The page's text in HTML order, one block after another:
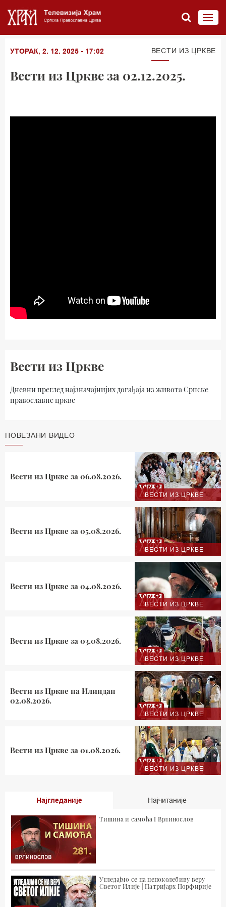
УТОРАК, 2. 12. 2025 - 17:02 ВЕСТИ ИЗ ЦРКВЕ
Вести из Цркве за 02.12.2025.
Вести из Цркве
Дневни преглед најзначајнијих догађаја из живота Српске
православне цркве
ПОВЕЗАНИ ВИДЕО
ВЕСТИ ИЗ ЦРКВЕ
Вести из Цркве за 06.08.2026.
ВЕСТИ ИЗ ЦРКВЕ
Вести из Цркве за 05.08.2026.
ВЕСТИ ИЗ ЦРКВЕ
Вести из Цркве за 04.08.2026.
ВЕСТИ ИЗ ЦРКВЕ
Вести из Цркве за 03.08.2026.
ВЕСТИ ИЗ ЦРКВЕ
Вести из Цркве на Илиндан
02.08.2026.
ВЕСТИ ИЗ ЦРКВЕ
Вести из Цркве за 01.08.2026.
Најгледаније Најчитаније
Тишина и самоћа I Врлинослов
Угледајмо се на непоколебиву веру
Светог Илије | Патријарх Порфирије